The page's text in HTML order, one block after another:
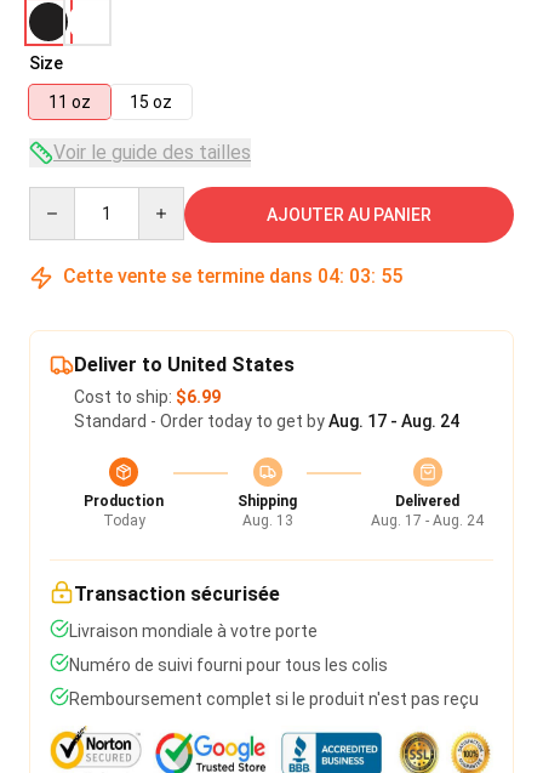
Size
11 oz
15 oz
Voir le guide des tailles
AJOUTER AU PANIER
Cette vente se termine dans 04: 03: 55
Deliver to United States
Cost to ship: $6.99
Standard - Order today to get byAug. 17 - Aug. 24
Production
Today
Shipping
Aug. 13
Delivered
Aug. 17 - Aug. 24
Transaction sécurisée
Livraison mondiale à votre porte
Numéro de suivi fourni pour tous les colis
Remboursement complet si le produit n'est pas reçu